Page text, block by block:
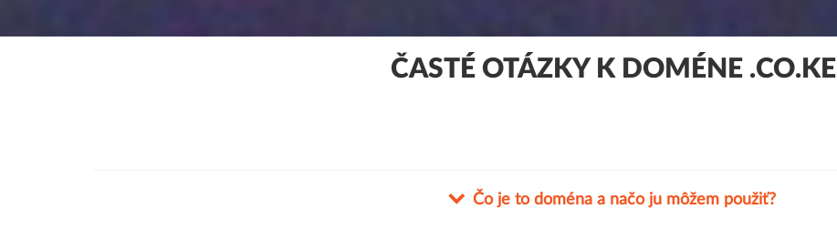
ČASTÉ OTÁZKY K DOMÉNE .CO.KE
Čo je to doména a načo ju môžem použiť?